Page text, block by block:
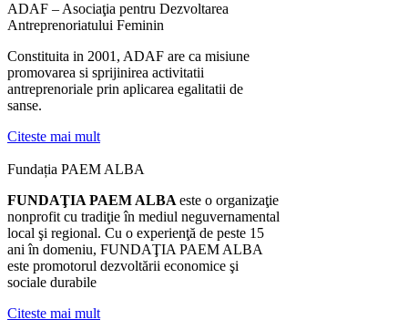
ADAF – Asociaţia pentru Dezvoltarea
Antreprenoriatului Feminin
Constituita in 2001, ADAF are ca misiune
promovarea si sprijinirea activitatii
antreprenoriale prin aplicarea egalitatii de
sanse.
Citeste mai mult
Fundația PAEM ALBA
FUNDAŢIA PAEM ALBA este o organizaţie
nonprofit cu tradiţie în mediul neguvernamental
local şi regional. Cu o experienţă de peste 15
ani în domeniu, FUNDAŢIA PAEM ALBA
este promotorul dezvoltării economice şi
sociale durabile
Citeste mai mult